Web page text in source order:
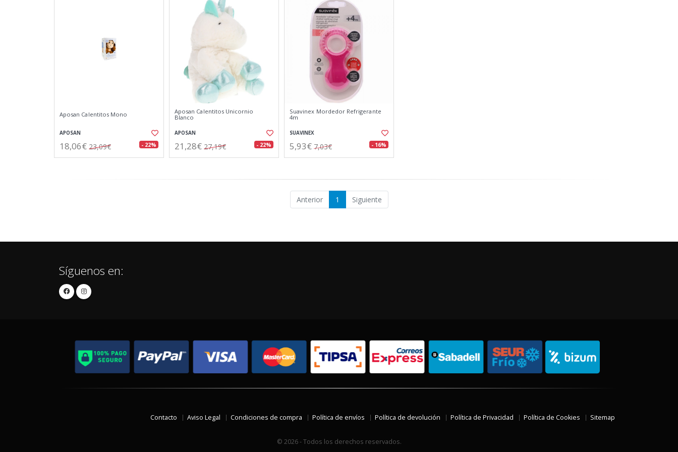
Aposan Calentitos Mono
APOSAN
18,06€ 23,09€ - 22%
Aposan Calentitos Unicornio
Blanco
APOSAN
21,28€ 27,19€ - 22%
Suavinex Mordedor Refrigerante
4m
SUAVINEX
5,93€ 7,03€ - 16%
Anterior 1 Siguiente
Síguenos en:
Contacto Aviso Legal Condiciones de compra Política de envíos Política de devolución Política de Privacidad Política de Cookies Sitemap
© 2026 - Todos los derechos reservados.